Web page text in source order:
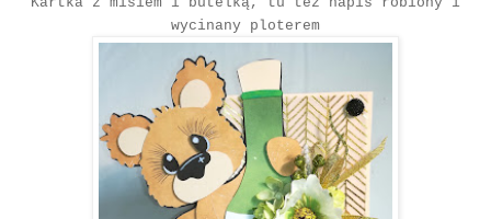
wycinany ploterem